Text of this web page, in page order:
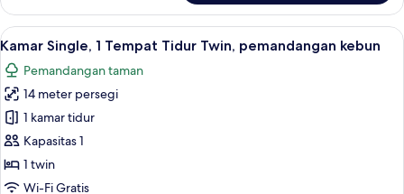
Kamar
Twin
Panorama,
pemandangan
gunung,
tepi
gunung
Lihat
semua
foto
untuk
Kamar
Single,
1
Tempat
Kamar Single, 1 Tempat Tidur Twin,
7
Kamar Single, 1 Tempat Tidur Twin, pemandangan kebun
Pemandangan taman
14 meter persegi
1 kamar tidur
Kapasitas 1
1 twin
Wi-Fi Gratis